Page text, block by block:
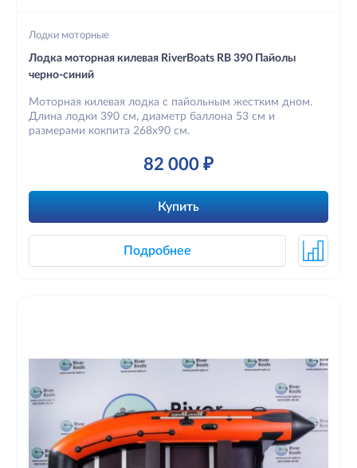
Лодки моторные
Лодка моторная килевая RiverBoats RB 390 Пайолы
черно-синий
Моторная килевая лодка с пайольным жестким дном.
Длина лодки 390 см, диаметр баллона 53 см и
размерами кокпита 268х90 см.
82 000 ₽
Купить
Подробнее